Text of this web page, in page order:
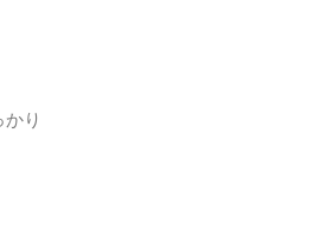
り